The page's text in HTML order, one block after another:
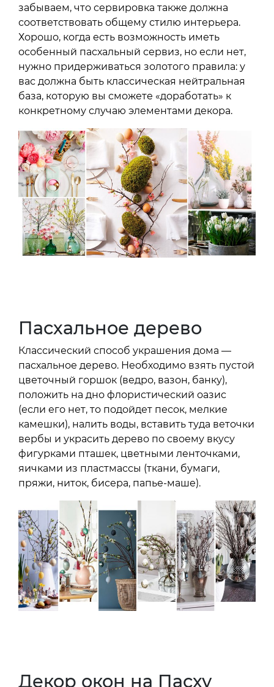
забываем, что сервировка также должна
соответствовать общему стилю интерьера.
Хорошо, когда есть возможность иметь
особенный пасхальный сервиз, но если нет,
нужно придерживаться золотого правила: у
вас должна быть классическая нейтральная
база, которую вы сможете «доработать» к
конкретному случаю элементами декора.
Пасхальное дерево
Классический способ украшения дома —
пасхальное дерево. Необходимо взять пустой
цветочный горшок (ведро, вазон, банку),
положить на дно флористический оазис
(если его нет, то подойдет песок, мелкие
камешки), налить воды, вставить туда веточки
вербы и украсить дерево по своему вкусу
фигурками пташек, цветными ленточками,
яичками из пластмассы (ткани, бумаги,
пряжи, ниток, бисера, папье-маше).
Декор окон на Пасху